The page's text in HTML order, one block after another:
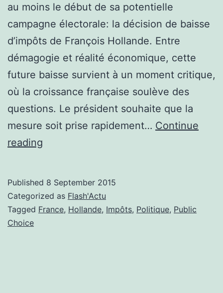
au moins le début de sa potentielle
campagne électorale: la décision de baisse
d’impôts de François Hollande. Entre
démagogie et réalité économique, cette
future baisse survient à un moment critique,
où la croissance française soulève des
questions. Le président souhaite que la
mesure soit prise rapidement… Continue
reading
d’impôts
Published 8 September 2015
Categorized as Flash'Actu
Tagged France, Hollande, Impôts, Politique, Public
Choice